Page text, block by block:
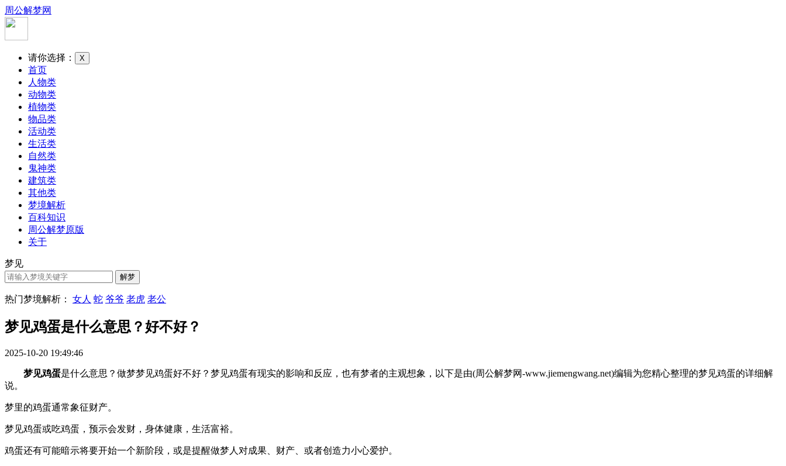
周公解梦网
请你选择： X
首页
人物类
动物类
植物类
物品类
活动类
生活类
自然类
鬼神类
建筑类
其他类
梦境解析
百科知识
周公解梦原版
关于
梦见
热门梦境解析： 女人 蛇 爷爷 老虎 老公
梦见鸡蛋是什么意思？好不好？
2025-10-20 19:49:46
梦见鸡蛋是什么意思？做梦梦见鸡蛋好不好？梦见鸡蛋有现实的影响和反应，也有梦者的主观想象，以下是由(周公解梦网-www.jiemengwang.net)编辑为您精心整理的梦见鸡蛋的详细解
说。
梦里的鸡蛋通常象征财产。
梦见鸡蛋或吃鸡蛋，预示会发财，身体健康，生活富裕。
鸡蛋还有可能暗示将要开始一个新阶段，或是提醒做梦人对成果、财产、或者创造力小心爱护。